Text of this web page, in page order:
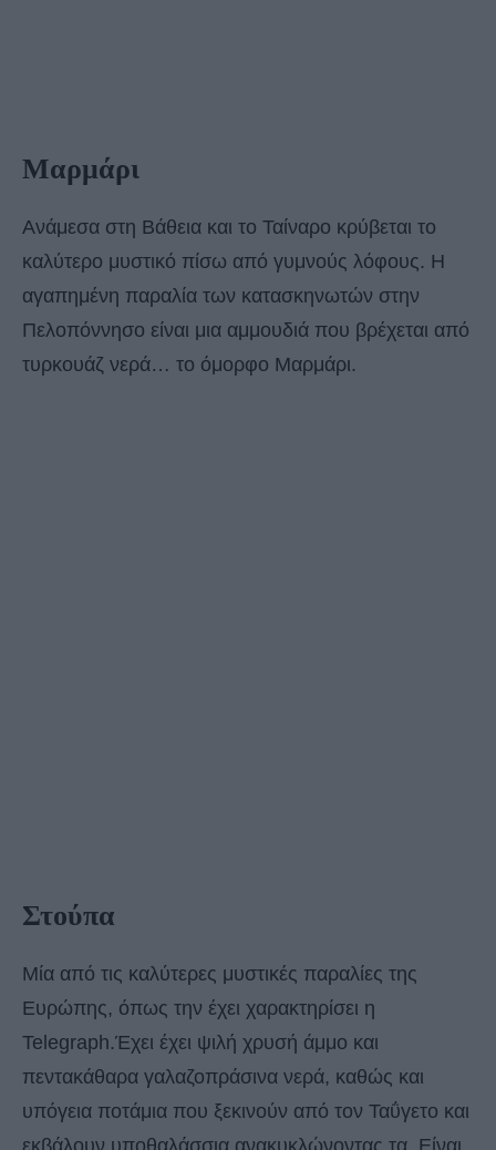
Μαρμάρι
Ανάμεσα στη Βάθεια και το Ταίναρο κρύβεται το
καλύτερο μυστικό πίσω από γυμνούς λόφους. Η
αγαπημένη παραλία των κατασκηνωτών στην
Πελοπόννησο είναι μια αμμουδιά που βρέχεται από
τυρκουάζ νερά… το όμορφο Μαρμάρι.
Στούπα
Μία από τις καλύτερες μυστικές παραλίες της
Ευρώπης, όπως την έχει χαρακτηρίσει η
Telegraph.Έχει έχει ψιλή χρυσή άμμο και
πεντακάθαρα γαλαζοπράσινα νερά, καθώς και
υπόγεια ποτάμια που ξεκινούν από τον Ταΰγετο και